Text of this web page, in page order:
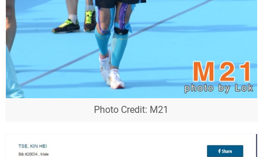
Photo Credit: M21